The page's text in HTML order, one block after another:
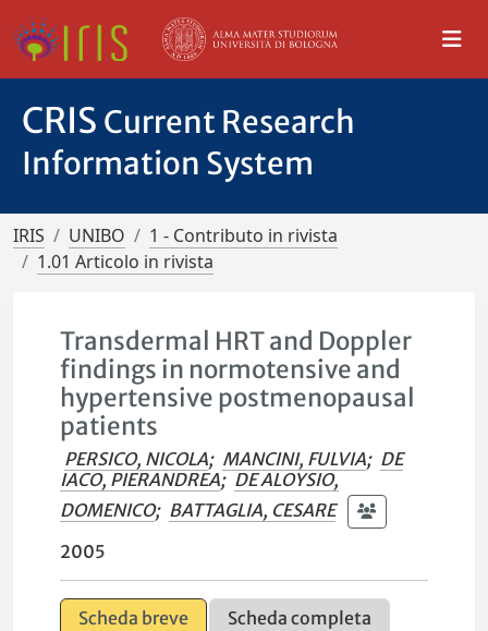
CRIS Current Research
Information System
IRIS UNIBO
1 - Contributo in rivista
1.01 Articolo in rivista
Transdermal HRT and Doppler
findings in normotensive and
hypertensive postmenopausal
patients
PERSICO, NICOLA; MANCINI, FULVIA; DE
IACO, PIERANDREA; DE ALOYSIO,
DOMENICO; BATTAGLIA, CESARE
2005
Scheda breve
Scheda completa